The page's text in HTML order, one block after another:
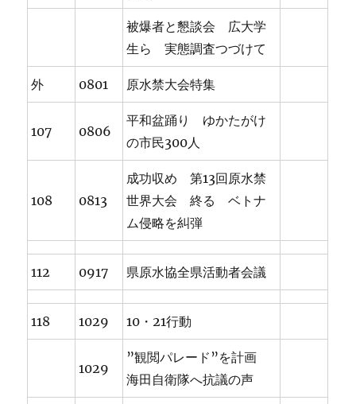
被爆者と懇談会 広大学
生ら 実態調査つづけて
外 0801 原水禁大会特集
107 0806
平和盆踊り ゆかたがけ
の市民300人
108 0813
成功収め 第13回原水禁
世界大会 終る ベトナ
ム侵略を糾弾
112 0917 県原水協全県活動者会議
118 1029 10・21行動
1029
”観閲パレード”を計画
海田自衛隊へ抗議の声